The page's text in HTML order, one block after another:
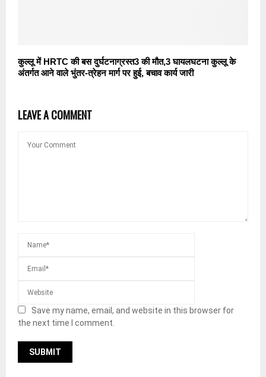
कुल्लू में HRTC की बस दुर्घटनाग्रस्त3 की मौत,3 घायलघटना कुल्लू के
अंतर्गत आने वाले भुंतर-त्रेहन मार्ग पर हुई, बचाव कार्य जारी
LEAVE A COMMENT
Save my name, email, and website in this browser for
the next time I comment.